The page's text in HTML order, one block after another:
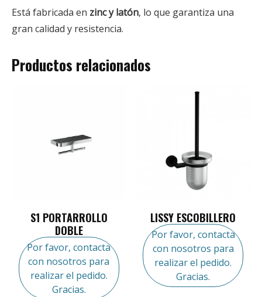
Está fabricada en zinc y latón, lo que garantiza una
gran calidad y resistencia.
Productos relacionados
S1 PORTARROLLO
DOBLE
Por favor, contacta
con nosotros para
realizar el pedido.
Gracias.
LISSY ESCOBILLERO
Por favor, contacta
con nosotros para
realizar el pedido.
Gracias.